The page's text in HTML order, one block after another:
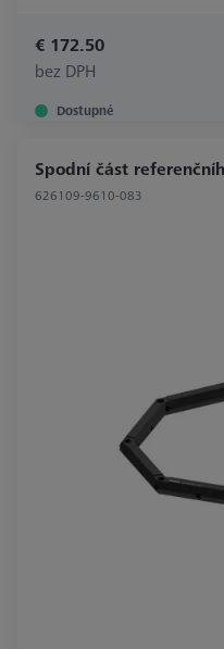
€ 172.50
bez DPH
Dostupné
Spodní část
626109-9610-083